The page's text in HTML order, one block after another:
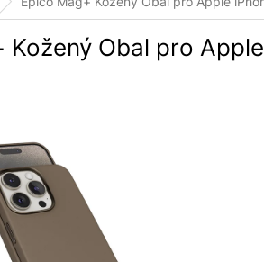
Kožený Obal pro